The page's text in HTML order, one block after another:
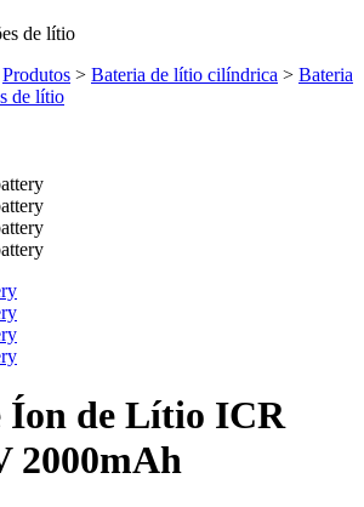
de lítio
Produtos > Bateria de lítio cilíndrica > Bateria
de lítio
Íon de Lítio ICR
2000mAh